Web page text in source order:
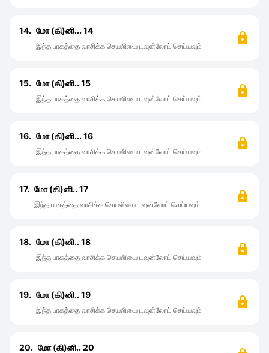
14. மோ (கி)னி... 14
இந்த பாகத்தை வாசிக்க செயலியை டவுன்லோட் செய்யவும்
15. மோ (கி)னி.. 15
இந்த பாகத்தை வாசிக்க செயலியை டவுன்லோட் செய்யவும்
16. மோ (கி)னி...‌ 16
இந்த பாகத்தை வாசிக்க செயலியை டவுன்லோட் செய்யவும்
17. மோ (கி)னி.. 17
இந்த பாகத்தை வாசிக்க செயலியை டவுன்லோட் செய்யவும்
18. மோ (கி)னி.. 18
இந்த பாகத்தை வாசிக்க செயலியை டவுன்லோட் செய்யவும்
19. மோ (கி)னி.. 19
இந்த பாகத்தை வாசிக்க செயலியை டவுன்லோட் செய்யவும்
20. மோ (கி)னி.. 20